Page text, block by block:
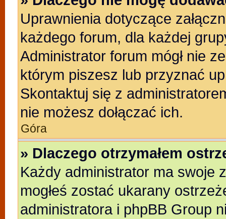
Uprawnienia dotyczące
każdego forum, dla każdej
Administrator forum mógł nie
którym piszesz lub przyznać
Skontaktuj się z
nie możesz dołączać ich.
Góra
» Dlaczego otrzymałem
Każdy administrator ma swoje
mogłeś zostać ukarany
administratora i phpBB Group